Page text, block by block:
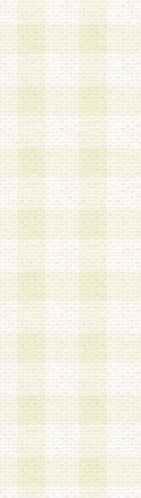
意を 得る
づき選定し
できるもの
契約を締結
の注意を
a.本サービ
b.会員から
c.モバイル
実施もしく
d.その他こ
4.会員は、
合は、速
5.当社は、
手段によ
の内容が正
うことがで
6.会員は、
して、当社
該期間内に
発行したポ